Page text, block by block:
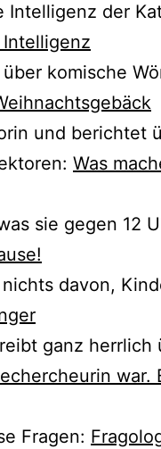
Intelligenz der
komi­sche
und berich­tet
Was
sie gegen 12
davon,
ganz
war.
Fragen: